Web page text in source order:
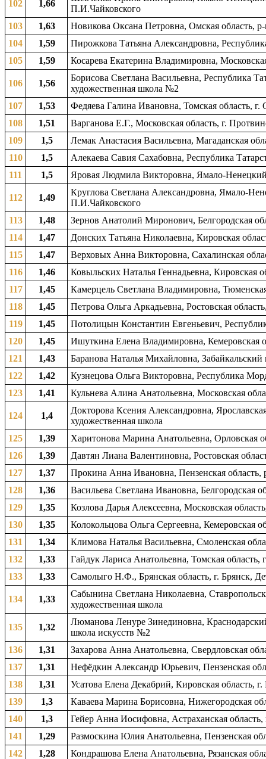
102 1,66
П.И.Чайковского
103
1,63
Новикова Оксана Петровна, Омская область,
104
1,59
Пирожкова Татьяна Александровна,
105
1,59 Косарева Екатерина Владимировна,
106 1,56
Борисова Светлана Васильевна, Республика
художественная школа №2
107
1,53
Федяева Галина Ивановна, Томская область,
108
1,51
Варганова Е.Г., Московская область, г.
109
1,5
Лемак Анастасия Васильевна, Магаданская
110
1,5
Алекаева Савия Сахабовна, Республика
111
1,5 Яровая Людмила Викторовна, Ямало-
112 1,49
Круглова Светлана Александровна, Ямало-
П.И.Чайковского
113
1,48
Зернов Анатолий Миронович, Белгородская
114
1,47
Донских Татьяна Николаевна, Кировская
115
1,47
Верховых Анна Викторовна, Сахалинская
116
1,46
Ковыльских Наталья Геннадьевна, Кировская
117
1,45
Камерцель Светлана Владимировна,
118
1,45
Петрова Ольга Аркадьевна, Ростовская
119
1,45
Потолицын Константин Евгеньевич,
120
1,45
Ишуткина Елена Владимировна, Кемеровская
121
1,43
Баранова Наталья Михайловна,
122
1,42
Кузнецова Ольга Викторовна, Республика
123
1,41 Кульнева Алина Анатольевна, Московская
124 1,4
Докторова Ксения Александровна,
художественная школа
125
1,39
Харитонова Марина Анатольевна, Орловская
126
1,39
Давтян Лиана Валентиновна, Ростовская
127
1,37
Прокина Анна Ивановна, Пензенская
128
1,36
Васильева Светлана Ивановна, Белгородская
129
1,35
Козлова Дарья Алексеевна, Московская
130
1,35
Колокольцова Ольга Сергеевна, Кемеровская
131
1,34
Климова Наталья Васильевна, Смоленская
132
1,33
Гайдук Лариса Анатольевна, Томская область,
133
1,33 Самолыго Н.Ф., Брянская область, г. Брянск,
134 1,33
Сабынина Светлана Николаевна,
художественная школа
135 1,32
Люманова Ленуре Зинединовна,
школа искусств №2
136
1,31
Захарова Анна Анатольевна, Свердловская
137
1,31
Нефёдкин Александр Юрьевич, Пензенская
138
1,31
Усатова Елена Декабрий, Кировская область,
139
1,3
Каваева Марина Борисовна, Нижегородская
140
1,3
Гейер Анна Иосифовна, Астраханская
141
1,29
Размоскина Юлия Анатольевна, Пензенская
142
1,28
Кондрашова Елена Анатольевна, Рязанская